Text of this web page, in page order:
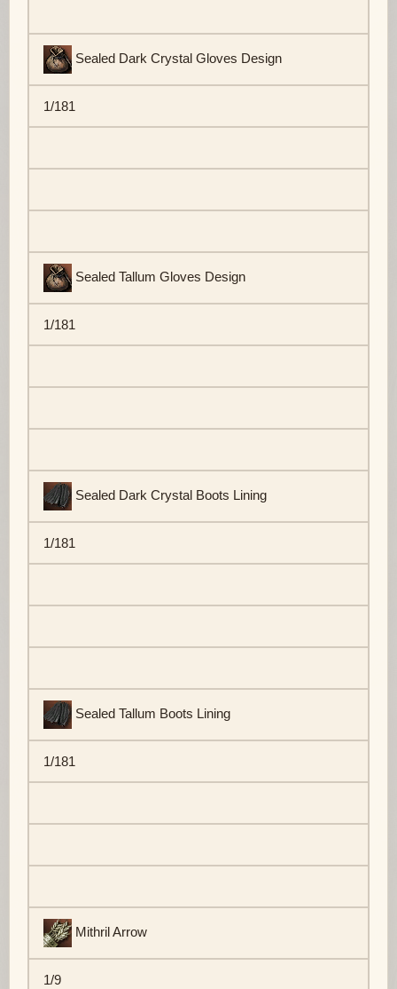
Sealed Dark Crystal Gloves Design
1/181
Sealed Tallum Gloves Design
1/181
Sealed Dark Crystal Boots Lining
1/181
Sealed Tallum Boots Lining
1/181
Mithril Arrow
1/9